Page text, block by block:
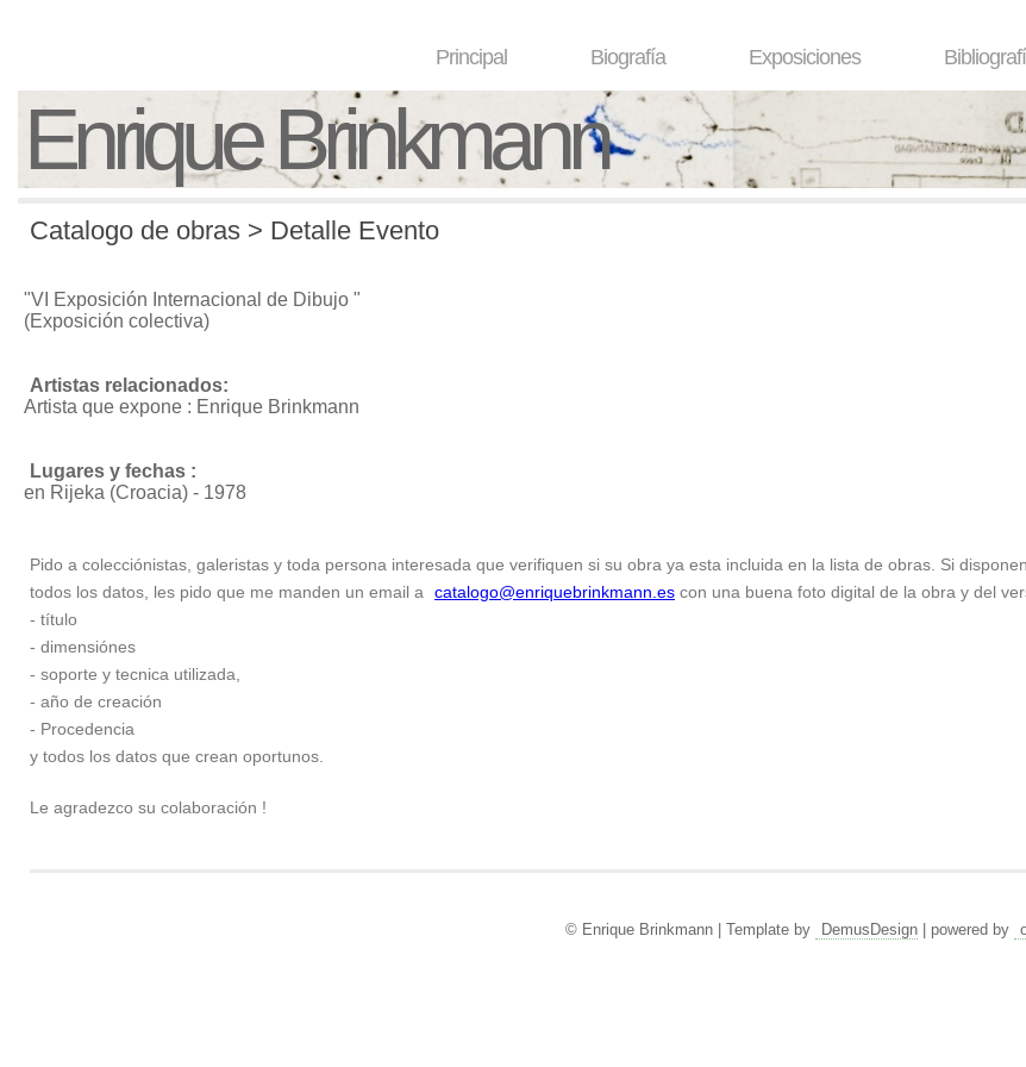
Principal Biografía Exposiciones
Enrique Brinkmann
Catalogo de obras > Detalle Evento
"VI Exposición Internacional de Dibujo "
(Exposición colectiva)
Artistas relacionados:
Artista que expone : Enrique Brinkmann
Lugares y fechas :
en Rijeka (Croacia) - 1978
Pido a colecciónistas, galeristas y toda persona interesada que verifiquen si su obra ya esta incluida en la lista de obras. Si
todos los datos, les pido que me manden un email a
catalogo@enriquebrinkmann.es con una buena foto digital de la obra y del
- título
- dimensiónes
- soporte y tecnica utilizada,
- año de creación
- Procedencia
y todos los datos que crean oportunos.
Le agradezco su colaboración !
© Enrique Brinkmann | Template by DemusDesign| powered by